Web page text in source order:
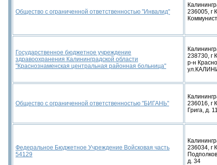
Общество с ограниченной ответственностью "Инвалид"
236005, г
Государственное бюджетное учреждение
здравоохранения Калининградской области
"Краснознаменская центральная районная больница"
238730, г
р-н
Общество с ограниченной ответственностью "БИГАНЬ"
236016, г
Грига, д.
Федеральное Бюджетное Учреждение Войсковая часть
54129
236034, г
д. 34